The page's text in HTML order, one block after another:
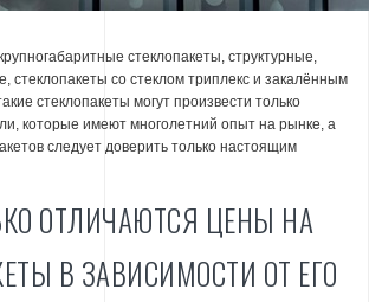
стеклопакеты, структурные,
стеклопакеты со стеклом триплекс и закалённым
стеклопакеты могут произвести только
которые имеют многолетний опыт на рынке, а
следует доверить только настоящим
ОТЛИЧАЮТСЯ ЦЕНЫ НА
В ЗАВИСИМОСТИ ОТ ЕГО